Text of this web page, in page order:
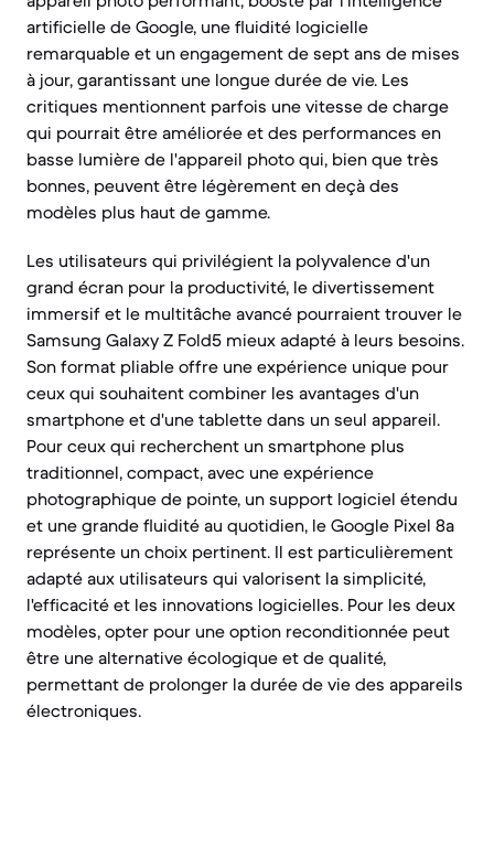
artificielle de Google, une fluidité logicielle
remarquable et un engagement de sept ans de mises
à jour, garantissant une longue durée de vie. Les
critiques mentionnent parfois une vitesse de charge
qui pourrait être améliorée et des performances en
basse lumière de l'appareil photo qui, bien que très
bonnes, peuvent être légèrement en deçà des
modèles plus haut de gamme.
Les utilisateurs qui privilégient la polyvalence d'un
grand écran pour la productivité, le divertissement
immersif et le multitâche avancé pourraient trouver le
Samsung Galaxy Z Fold5 mieux adapté à leurs besoins.
Son format pliable offre une expérience unique pour
ceux qui souhaitent combiner les avantages d'un
smartphone et d'une tablette dans un seul appareil.
Pour ceux qui recherchent un smartphone plus
traditionnel, compact, avec une expérience
photographique de pointe, un support logiciel étendu
et une grande fluidité au quotidien, le Google Pixel 8a
représente un choix pertinent. Il est particulièrement
adapté aux utilisateurs qui valorisent la simplicité,
l'efficacité et les innovations logicielles. Pour les deux
modèles, opter pour une option reconditionnée peut
être une alternative écologique et de qualité,
permettant de prolonger la durée de vie des appareils
électroniques.